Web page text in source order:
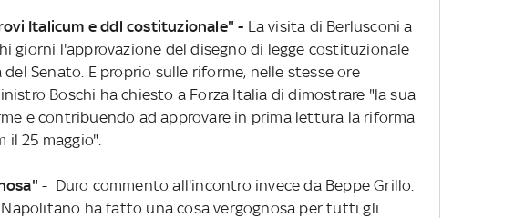
Italicum e ddl costituzionale" - La visita di Berlusconi a
giorni l'approvazione del disegno di legge costituzionale
Senato. E proprio sulle riforme, nelle stesse ore
Boschi ha chiesto a Forza Italia di dimostrare "la sua
e contribuendo ad approvare in prima lettura la riforma
25 maggio".
- Duro commento all'incontro invece da Beppe Grillo.
Napolitano ha fatto una cosa vergognosa per tutti gli